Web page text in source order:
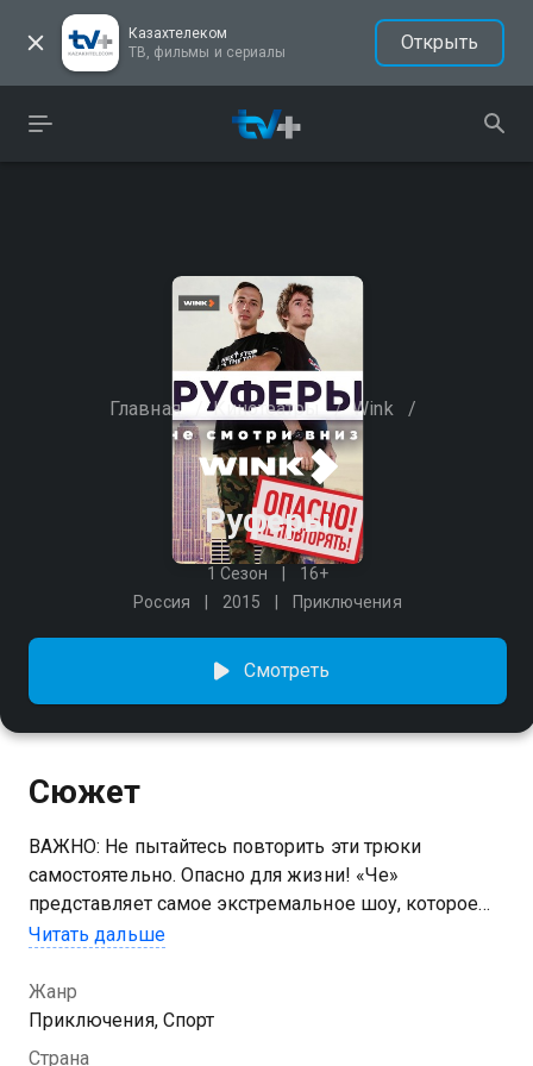
Казахтелеком
ТВ, фильмы и сериалы
Открыть
Главная Кинотеатры / Wink /
Руферы
1 Сезон
16+
Россия
2015 Приключения
Смотреть
Сюжет
ВАЖНО: Не пытайтесь повторить эти трюки
самостоятельно. Опасно для жизни! «Че»
представляет самое экстремальное шоу, которое
поднимет зрителей на незабываемую высоту и
покорят самые высокие здания планеты. Без
страховки. Без разрешения. И абсолютно без
тормозов! Жизнь руферов – это череда покорений
Читать дальше
Жанр
Приключения, Спорт
Страна